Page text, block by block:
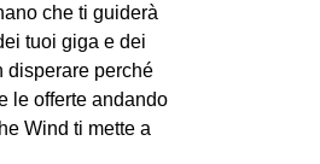
che ti guiderà
tuoi giga e dei
disperare perché
le offerte andando
Wind ti mette a